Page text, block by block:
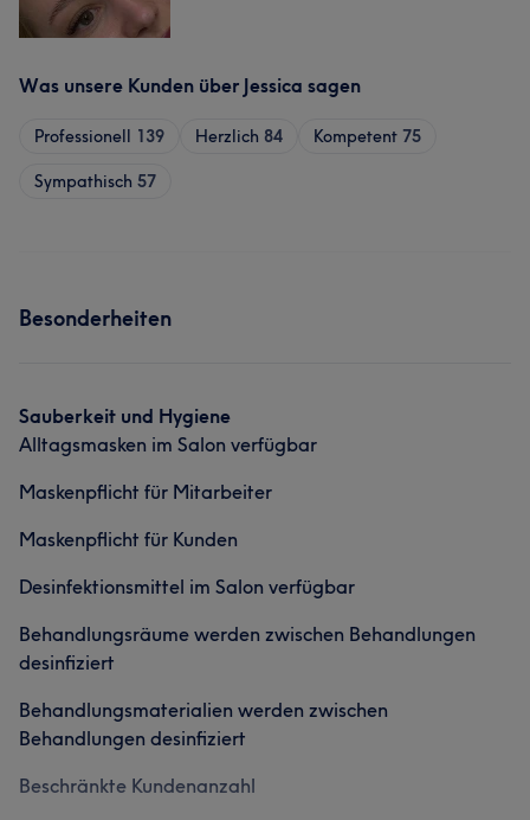
Was unsere Kunden über Jessica sagen
Professionell 139 Herzlich 84 Kompetent 75
Sympathisch 57
Besonderheiten
Sauberkeit und Hygiene
Alltagsmasken im Salon verfügbar
Maskenpflicht für Mitarbeiter
Maskenpflicht für Kunden
Desinfektionsmittel im Salon verfügbar
Behandlungsräume werden zwischen Behandlungen
desinfiziert
Behandlungsmaterialien werden zwischen
Behandlungen desinfiziert
Beschränkte Kundenanzahl